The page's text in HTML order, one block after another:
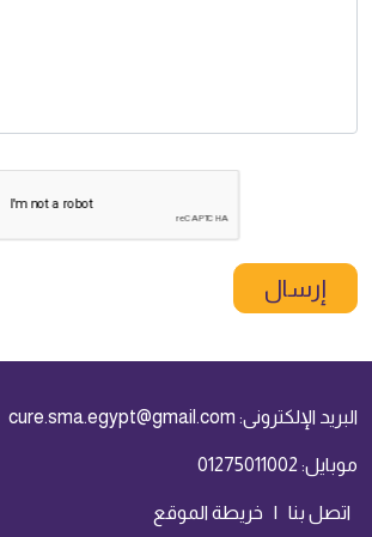
إرسال
البريد الإلكترونى: cure.sma.egypt@gmail.com
موبايل: 01275011002
اتصل بنا | خريطة الموقع